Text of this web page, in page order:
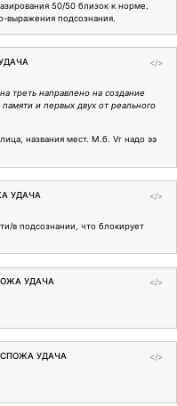
50/50 близок к норме.
выражения подсознания.
</>
треть направлено на создание
и первых двух от реального
названия мест. М.б. Vr надо ээ
</>
УДАЧА
в подсознании, что блокирует
</>
УДАЧА
</>
УДАЧА